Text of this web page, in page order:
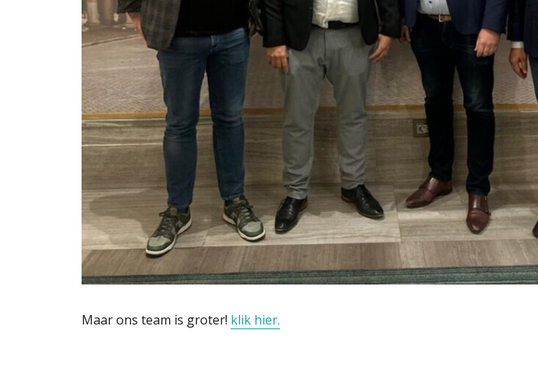
Maar ons team is groter! klik hier.